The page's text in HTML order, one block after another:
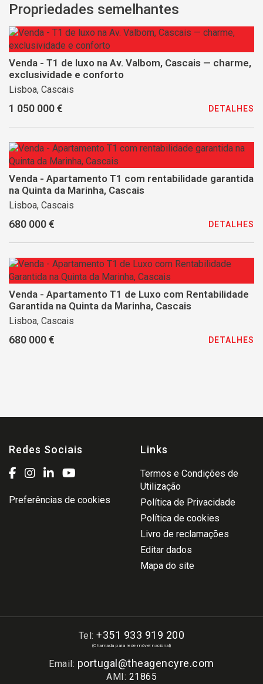
Propriedades semelhantes
Venda - T1 de luxo na Av. Valbom, Cascais — charme,
exclusividade e conforto
Lisboa, Cascais
1 050 000 € DETALHES
Venda - Apartamento T1 com rentabilidade garantida
na Quinta da Marinha, Cascais
Lisboa, Cascais
680 000 € DETALHES
Venda - Apartamento T1 de Luxo com Rentabilidade
Garantida na Quinta da Marinha, Cascais
Lisboa, Cascais
680 000 € DETALHES
Redes Sociais
Preferências de cookies
Links
Termos e Condições de
Utilização
Política de Privacidade
Política de cookies
Livro de reclamações
Editar dados
Mapa do site
Tel:+351 933 919 200
(Chamada para rede móvel nacional)
Email: portugal@theagencyre.com
AMI: 21865